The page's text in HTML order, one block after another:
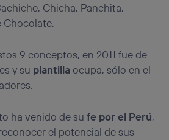
Chicha, Panchita,
Chocolate.
9 conceptos, en 2011 fue de
y su plantillaocupa, sólo en el
ha venido de sufe por el Perú,
el potencial de sus
Utiq seleccionando
parte inferior de esta página web o
de Utiq.